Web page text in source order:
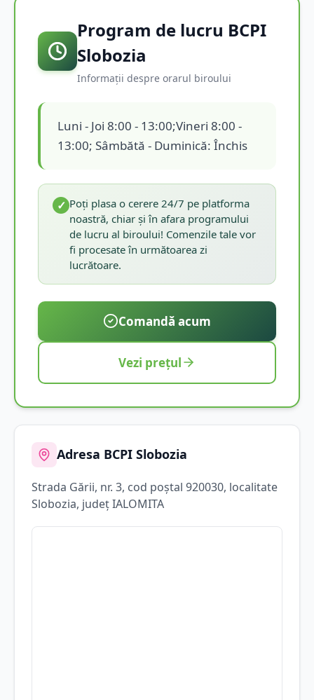
Program de lucru BCPI
Slobozia
Informații despre orarul biroului
Luni - Joi 8:00 - 13:00;Vineri 8:00 -
13:00; Sâmbătă - Duminică: Închis
✓ Poți plasa o cerere 24/7 pe platforma
noastră, chiar și în afara programului
de lucru al biroului! Comenzile tale vor
fi procesate în următoarea zi
lucrătoare.
Comandă acum
Vezi prețul
Adresa BCPI Slobozia
Strada Gării, nr. 3, cod poștal 920030, localitate
Slobozia, județIALOMITA